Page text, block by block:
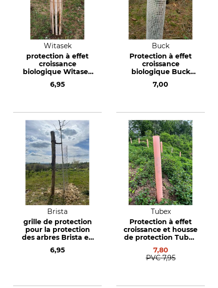
Witasek
protection à effet
croissance
biologique Witasek
protection Witapro
6,95
Buck
Protection à effet
croissance
biologique Buck
7,00
Brista
grille de protection
pour la protection
des arbres Brista en
6,95
Tubex
Protection à effet
croissance et housse
de protection Tubex
7,80
PVC 7,95